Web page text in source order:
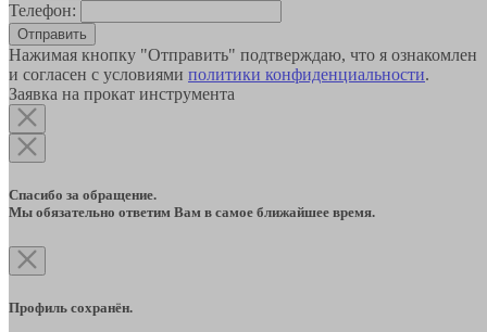
Телефон:
Отправить
Нажимая кнопку "Отправить" подтверждаю, что я ознакомлен
и согласен с условиями политики конфиденциальности.
Заявка на прокат инструмента
Спасибо за обращение.
Мы обязательно ответим Вам в самое ближайшее время.
Профиль сохранён.